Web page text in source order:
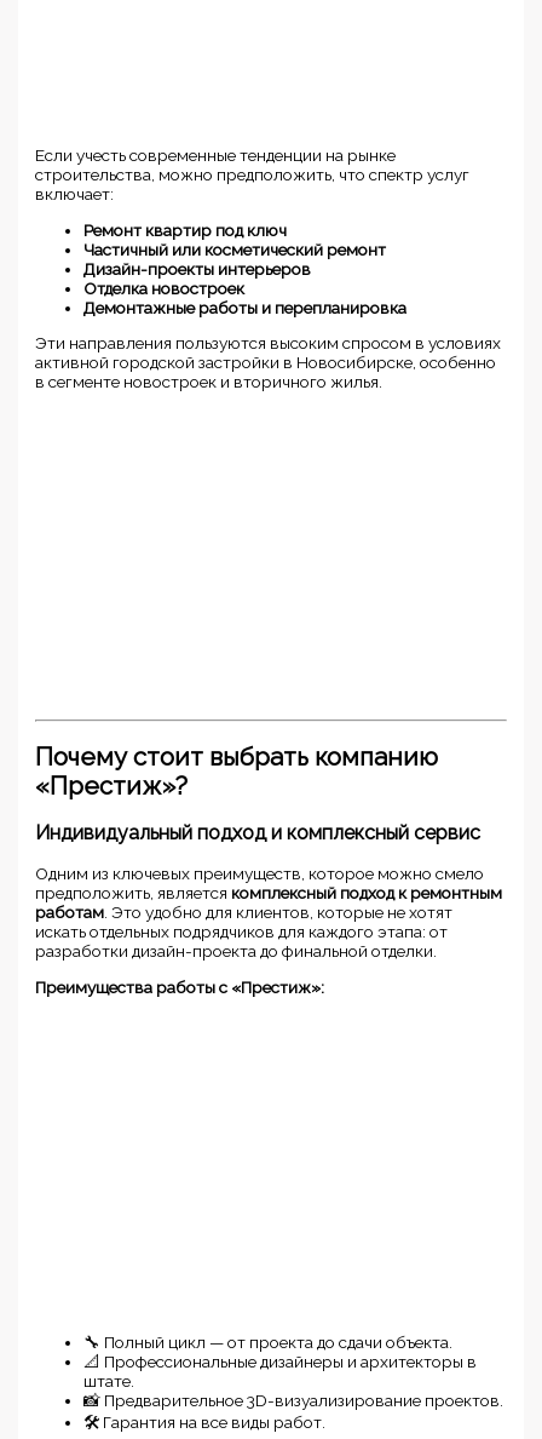
Если учесть современные тенденции на рынке
строительства, можно предположить, что спектр услуг
включает:
Ремонт квартир под ключ
Частичный или косметический ремонт
Дизайн-проекты интерьеров
Отделка новостроек
Демонтажные работы и перепланировка
Эти направления пользуются высоким спросом в условиях
активной городской застройки в Новосибирске, особенно
в сегменте новостроек и вторичного жилья.
Почему стоит выбрать компанию
«Престиж»?
Индивидуальный подход и комплексный сервис
Одним из ключевых преимуществ, которое можно смело
предположить, является комплексный подход к ремонтным
работам . Это удобно для клиентов, которые не хотят
искать отдельных подрядчиков для каждого этапа: от
разработки дизайн-проекта до финальной отделки.
Преимущества работы с «Престиж»:
🔧 Полный цикл — от проекта до сдачи объекта.
📐 Профессиональные дизайнеры и архитекторы в
штате.
📸 Предварительное 3D-визуализирование проектов.
🛠 Гарантия на все виды работ.